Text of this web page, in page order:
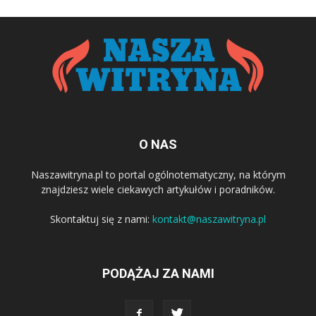
O NAS
Naszawitryna.pl to portal ogólnotematyczny, na którym
znajdziesz wiele ciekawych artykułów i poradników.
Skontaktuj się z nami: kontakt@naszawitryna.pl
PODĄŻAJ ZA NAMI